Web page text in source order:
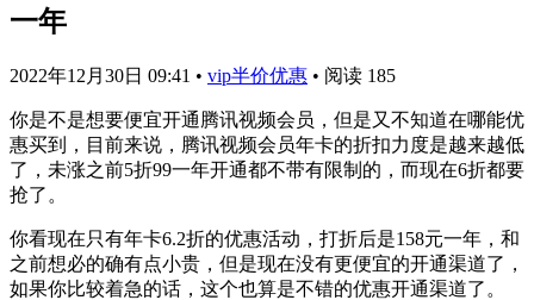
一年
2022年12月30日 09:41 • vip半价优惠 • 阅读 185
你是不是想要便宜开通腾讯视频会员，但是又不知道在哪能优
惠买到，目前来说，腾讯视频会员年卡的折扣力度是越来越低
了，未涨之前5折99一年开通都不带有限制的，而现在6折都要
抢了。
你看现在只有年卡6.2折的优惠活动，打折后是158元一年，和
之前想必的确有点小贵，但是现在没有更便宜的开通渠道了，
如果你比较着急的话，这个也算是不错的优惠开通渠道了。